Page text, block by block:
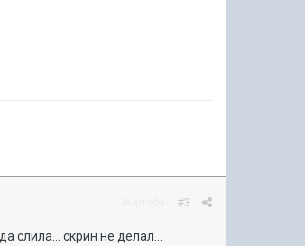
#3
слила... скрин не делал...